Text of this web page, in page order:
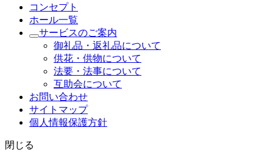
コンセプト
ホール一覧
サービスのご案内
御礼品・返礼品について
供花・供物について
法要・法事について
互助会について
お問い合わせ
サイトマップ
個人情報保護方針
閉じる